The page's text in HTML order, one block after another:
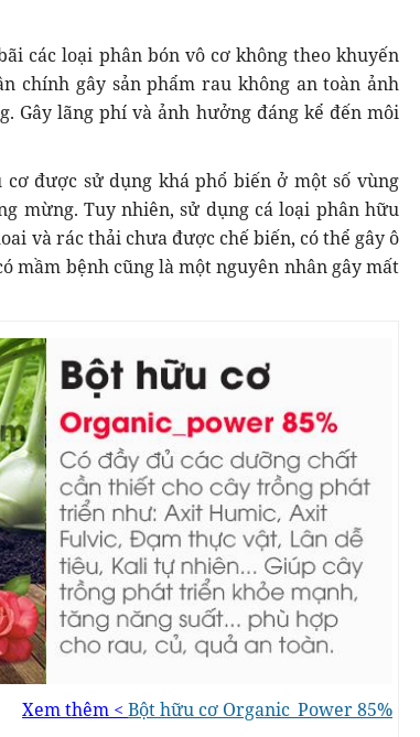
loại phân bón vô cơ không theo khuyến
chính gây sản phẩm rau không an toàn ảnh
Gây lãng phí và ảnh hưởng đáng kể đến môi
sử dụng khá phổ biến ở một số vùng
mừng. Tuy nhiên, sử dụng cá loại phân hữu
và rác thải chưa được chế biến, có thể gây ô
mầm bệnh cũng là một nguyên nhân gây mất
Xem thêm < Bột hữu cơ Organic_Power 85%